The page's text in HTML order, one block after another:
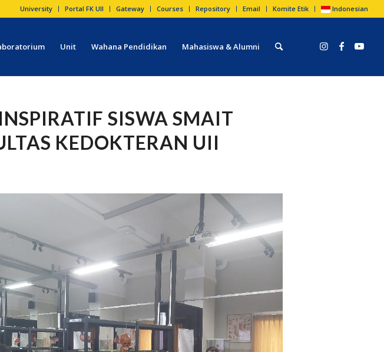
University Portal FK UII Gateway Courses Repository Email Komite Etik Indonesian
Unit Wahana Pendidikan Mahasiswa & Alumni
SISWA SMAIT
KEDOKTERAN UII